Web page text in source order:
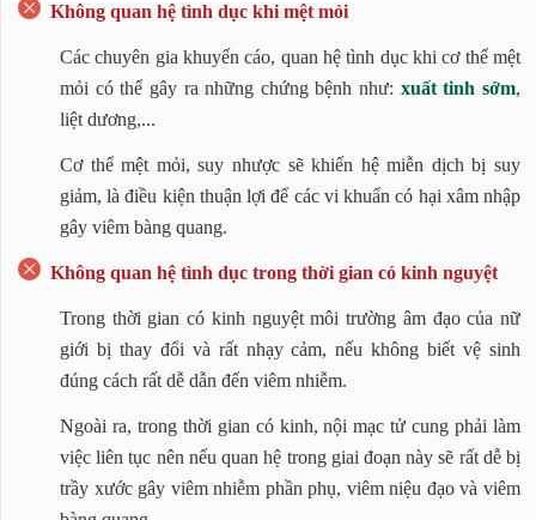
Không quan hệ tình dục khi mệt mỏi
Các chuyên gia khuyến cáo, quan hệ tình dục khi cơ thể mệt
mỏi có thể gây ra những chứng bệnh như: xuất tinh sớm,
liệt dương,...
Cơ thể mệt mỏi, suy nhược sẽ khiến hệ miễn dịch bị suy
giảm, là điều kiện thuận lợi để các vi khuẩn có hại xâm nhập
gây viêm bàng quang.
Không quan hệ tình dục trong thời gian có kinh nguyệt
Trong thời gian có kinh nguyệt môi trường âm đạo của nữ
giới bị thay đổi và rất nhạy cảm, nếu không biết vệ sinh
đúng cách rất dễ dẫn đến viêm nhiễm.
Ngoài ra, trong thời gian có kinh, nội mạc tử cung phải làm
việc liên tục nên nếu quan hệ trong giai đoạn này sẽ rất dễ bị
trầy xước gây viêm nhiễm phần phụ, viêm niệu đạo và viêm